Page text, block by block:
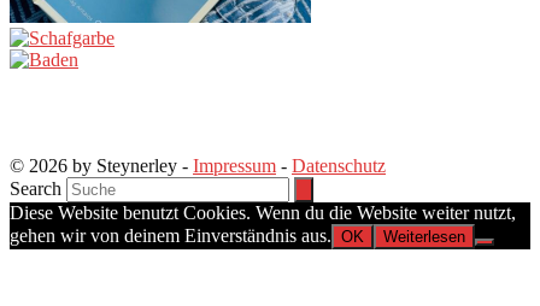
© 2026 by Steynerley - Impressum - Datenschutz
Search
Diese Website benutzt Cookies. Wenn du die Website weiter nutzt,
gehen wir von deinem Einverständnis aus. OK Weiterlesen